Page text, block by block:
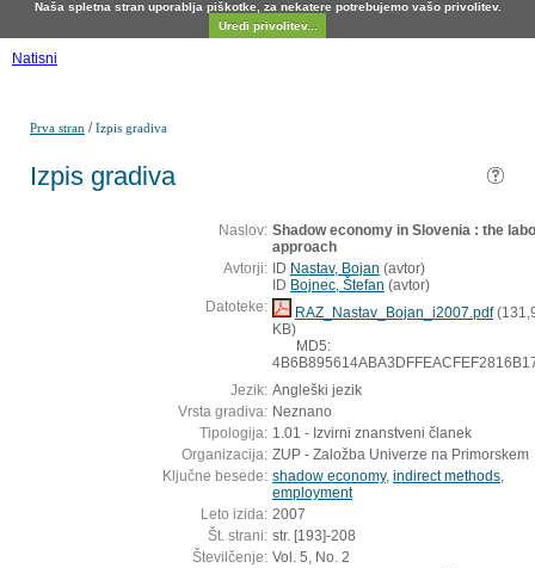
Naša spletna stran uporablja piškotke, za nekatere potrebujemo vašo privolitev.
Uredi privolitev...
Natisni
Prva stran /Izpis gradiva
Izpis gradiva
Naslov: Shadow economy in Slovenia : the
approach
Avtorji: ID Nastav, Bojan (avtor)
ID Bojnec, Štefan (avtor)
Datoteke:
RAZ_Nastav_Bojan_i2007.pdf
KB)
MD5:
Jezik: Angleški jezik
Vrsta gradiva: Neznano
Tipologija: 1.01 - Izvirni znanstveni članek
Organizacija: ZUP - Založba Univerze na Primorskem
Ključne besede: shadow economy, indirect methods
employment
Leto izida: 2007
Št. strani: str. [193]-208
Številčenje: Vol. 5, No. 2